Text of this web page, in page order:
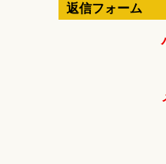
返信フォーム